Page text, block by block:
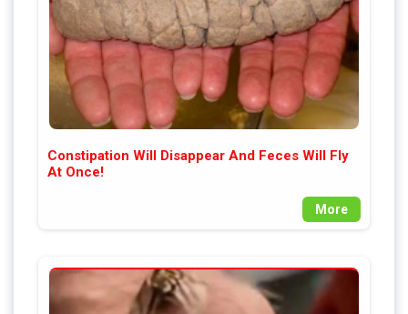
Constipation Will Disappear And Feces Will Fly
At Once!
More